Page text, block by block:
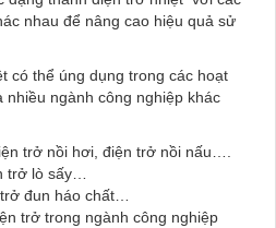
nhau để nâng cao hiệu quả sử
úng dụng trong các hoạt
nhiều ngành công nghiệp khác
trở nồi hơi, điện trở nồi nấu….
trở lò sấy…
đun háo chất…
trở trong ngành công nghiệp